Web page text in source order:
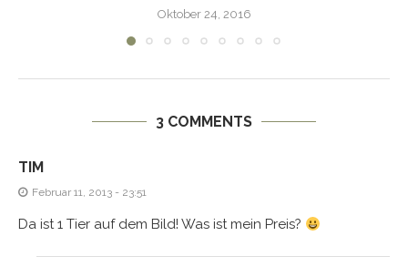
Oktober 24, 2016
3 COMMENTS
TIM
Februar 11, 2013 - 23:51
Da ist 1 Tier auf dem Bild! Was ist mein Preis?